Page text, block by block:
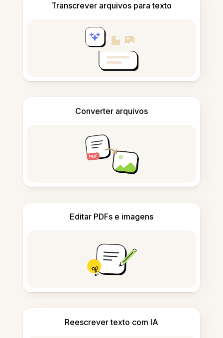
Transcrever arquivos para texto
Converter arquivos
Editar PDFs e imagens
Reescrever texto com IA